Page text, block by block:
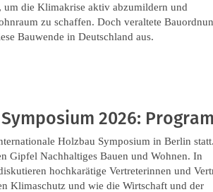
die Klimakrise aktiv abzumildern und
zu schaffen. Doch veraltete
Bauwende in Deutschland aus.
2026:
Holzbau Symposium in Berlin statt.
Gipfel Nachhaltiges Bauen und Wohnen. In
hochkarätige Vertreterinnen und
Klimaschutz und wie die Wirtschaft und der